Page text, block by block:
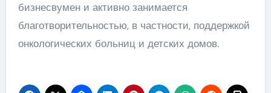
бизнесвумен и активно занимается
благотворительностью, в частности, поддержкой
онкологических больниц и детских домов.